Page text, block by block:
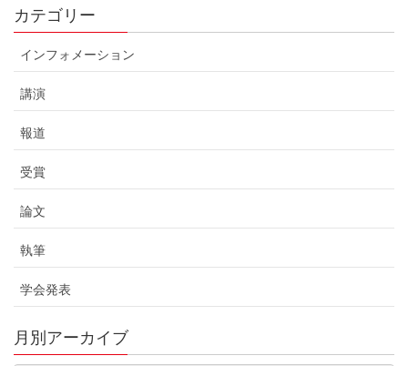
カテゴリー
インフォメーション
講演
報道
受賞
論文
執筆
学会発表
月別アーカイブ